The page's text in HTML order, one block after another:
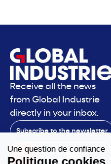
Receive all the news
from Global Industrie
directly in your inbox.
Subscribe to the newsletter